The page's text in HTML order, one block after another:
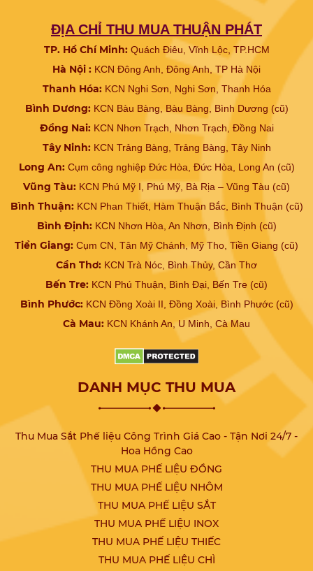
ĐỊA CHỈ THU MUA THUẬN PHÁT
TP. Hồ Chí Minh:Quách Điêu, Vĩnh Lộc, TP.HCM
Hà Nội : KCN Đông Anh, Đông Anh, TP Hà Nội
Thanh Hóa:KCN Nghi Sơn, Nghi Sơn, Thanh Hóa
Bình Dương:KCN Bàu Bàng, Bàu Bàng, Bình Dương (cũ)
Đồng Nai: KCN Nhơn Trạch, Nhơn Trạch, Đồng Nai
Tây Ninh: KCN Trảng Bàng, Trảng Bàng, Tây Ninh
Long An: Cụm công nghiệp Đức Hòa, Đức Hòa, Long An (cũ)
Vũng Tàu: KCN Phú Mỹ I, Phú Mỹ, Bà Rịa – Vũng Tàu (cũ)
Bình Thuận:KCN Phan Thiết, Hàm Thuận Bắc, Bình Thuận (cũ)
Bình Định: KCN Nhơn Hòa, An Nhơn, Bình Định (cũ)
Tiền Giang: Cụm CN, Tân Mỹ Chánh, Mỹ Tho, Tiền Giang (cũ)
Cần Thơ: KCN Trà Nóc, Bình Thủy, Cần Thơ
Bến Tre: KCN Phú Thuận, Bình Đại, Bến Tre (cũ)
Bình Phước: KCN Đồng Xoài II, Đồng Xoài, Bình Phước (cũ)
Cà Mau: KCN Khánh An, U Minh, Cà Mau
DANH MỤC THU MUA
Thu Mua Sắt Phế liệu Công Trình Giá Cao - Tận Nơi 24/7 -
Hoa Hồng Cao
THU MUA PHẾ LIỆU ĐỒNG
THU MUA PHẾ LIỆU NHÔM
THU MUA PHẾ LIỆU SẮT
THU MUA PHẾ LIỆU INOX
THU MUA PHẾ LIỆU THIẾC
THU MUA PHẾ LIỆU CHÌ